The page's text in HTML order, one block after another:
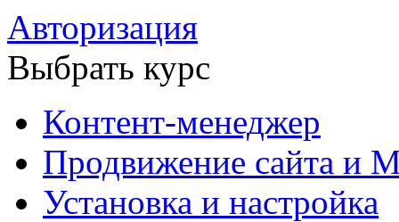
Авторизация
Выбрать курс
Контент-менеджер
Продвижение сайта и
Установка и настройка